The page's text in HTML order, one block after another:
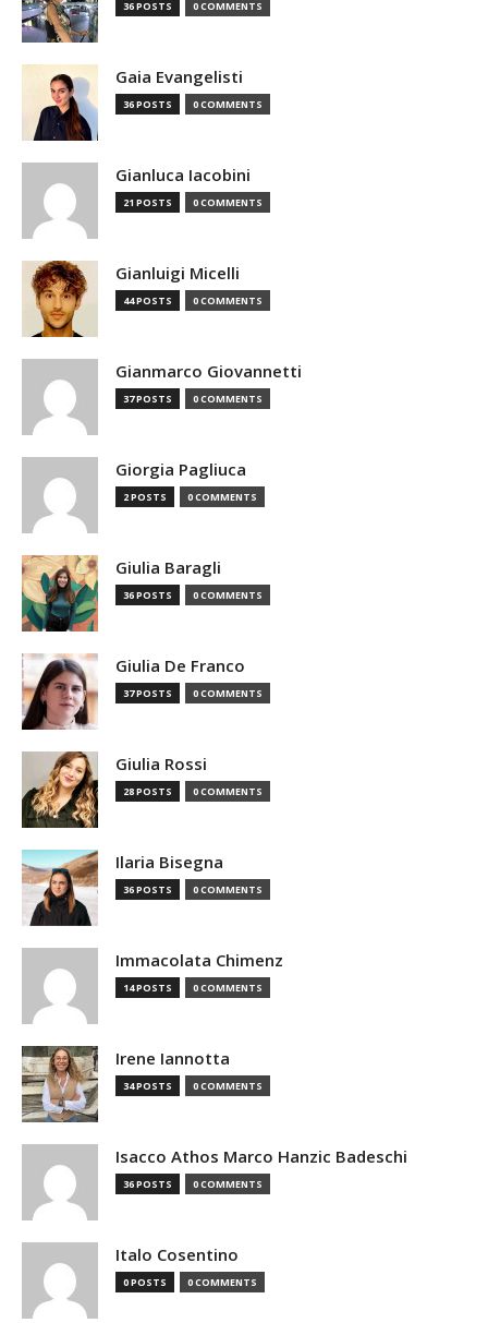
36 POSTS 0 COMMENTS
Gaia Evangelisti
36 POSTS 0 COMMENTS
Gianluca Iacobini
21 POSTS 0 COMMENTS
Gianluigi Micelli
44 POSTS 0 COMMENTS
Gianmarco Giovannetti
37 POSTS 0 COMMENTS
Giorgia Pagliuca
2 POSTS 0 COMMENTS
Giulia Baragli
36 POSTS 0 COMMENTS
Giulia De Franco
37 POSTS 0 COMMENTS
Giulia Rossi
28 POSTS 0 COMMENTS
Ilaria Bisegna
36 POSTS 0 COMMENTS
Immacolata Chimenz
14 POSTS 0 COMMENTS
Irene Iannotta
34 POSTS 0 COMMENTS
Isacco Athos Marco Hanzic Badeschi
36 POSTS 0 COMMENTS
Italo Cosentino
0 POSTS 0 COMMENTS